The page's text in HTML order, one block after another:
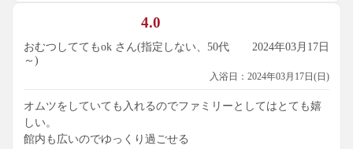
で、のんびり過ごす感じではなかったです。
横になれるスペースもあればもっと良かったと思います。
それから、脱衣所のパウダールームが冷房強めでとてもあり
のだと思っていましたが、こちらは涼しい部屋でドライヤー
をかけることができ、汗もかかず快適でした。
料金も安く、スタッフの感じも良かったので、また行きたい
4.0
おむつしててもok さん(指定しない、50代
～)
2024年03月17日
入浴日：2024年03月17日(日)
オムツをしていても入れるのでファミリーとしてはとても嬉
しい。
館内も広いのでゆっくり過ごせる